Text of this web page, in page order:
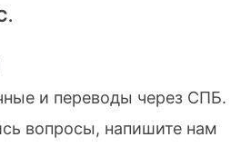
и переводы через СПБ.
вопросы, напишите нам